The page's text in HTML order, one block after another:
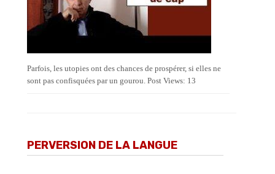
Parfois, les utopies ont des chances de prospérer, si elles ne
sont pas confisquées par un gourou. Post Views: 13
PERVERSION DE LA LANGUE